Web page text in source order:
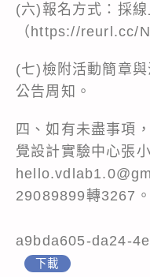
(六)報名方式：採線
（https://reurl.cc/
(七)檢附活動簡章
公告周知。
四、如有未盡事項
覺設計實驗中心張
29089899轉3267。
a9bda605-da24-
下載